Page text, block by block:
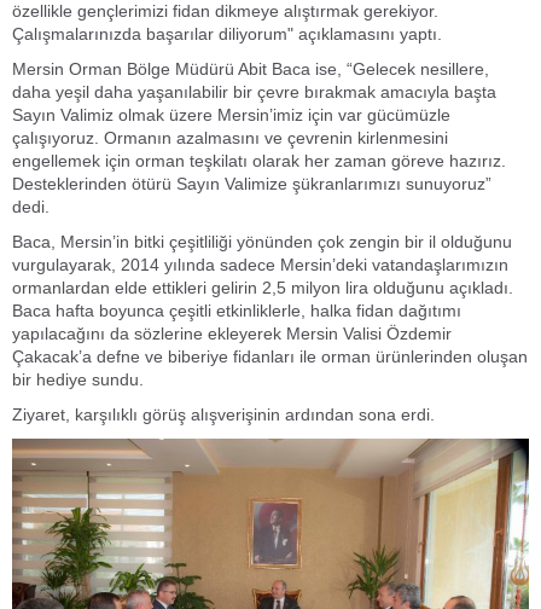
özellikle gençlerimizi fidan dikmeye alıştırmak gerekiyor.
Çalışmalarınızda başarılar diliyorum" açıklamasını yaptı.
Mersin Orman Bölge Müdürü Abit Baca ise, “Gelecek nesillere,
daha yeşil daha yaşanılabilir bir çevre bırakmak amacıyla başta
Sayın Valimiz olmak üzere Mersin’imiz için var gücümüzle
çalışıyoruz. Ormanın azalmasını ve çevrenin kirlenmesini
engellemek için orman teşkilatı olarak her zaman göreve hazırız.
Desteklerinden ötürü Sayın Valimize şükranlarımızı sunuyoruz”
dedi.
Baca, Mersin’in bitki çeşitliliği yönünden çok zengin bir il olduğunu
vurgulayarak, 2014 yılında sadece Mersin’deki vatandaşlarımızın
ormanlardan elde ettikleri gelirin 2,5 milyon lira olduğunu açıkladı.
Baca hafta boyunca çeşitli etkinliklerle, halka fidan dağıtımı
yapılacağını da sözlerine ekleyerek Mersin Valisi Özdemir
Çakacak’a defne ve biberiye fidanları ile orman ürünlerinden oluşan
bir hediye sundu.
Ziyaret, karşılıklı görüş alışverişinin ardından sona erdi.